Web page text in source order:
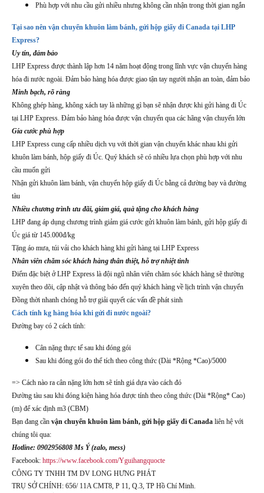
Phù hợp với nhu cầu gửi nhiều nhưng không cần nhận trong thời gian ngắn
Tại sao nên vận chuyển khuôn làm bánh, gửi hộp giấy đi Canada tại LHP
Express?
Uy tín, đảm bảo
LHP Express được thành lập hơn 14 năm hoạt động trong lĩnh vực vận chuyển hàng
hóa đi nước ngoài. Đảm bảo hàng hóa được giao tận tay người nhận an toàn, đảm bảo
Minh bạch, rõ ràng
Không ghép hàng, không xách tay là những gì bạn sẽ nhận được khi gửi hàng đi Úc
tại LHP Express. Đảm bảo hàng hóa được vận chuyển qua các hãng vận chuyển lớn
Gía cước phù hợp
LHP Express cung cấp nhiều dịch vụ với thời gian vận chuyển khác nhau khi gửi
khuôn làm bánh, hộp giấy đi Úc. Quý khách sẽ có nhiều lựa chọn phù hợp với nhu
cầu muốn gửi
Nhận gửi khuôn làm bánh, vận chuyển hộp giấy đi Úc bằng cả đường bay và đường
tàu
Nhiều chương trình ưu đãi, giảm giá, quà tặng cho khách hàng
LHP đang áp dụng chương trình giảm giá cước gửi khuôn làm bánh, gửi hộp giấy đi
Úc giá từ 145.000đ/kg
Tặng áo mưa, túi vải cho khách hàng khi gửi hàng tại LHP Express
Nhân viên chăm sóc khách hàng thân thiệt, hỗ trợ nhiệt tình
Điểm đặc biệt ở LHP Express là đội ngũ nhân viên chăm sóc khách hàng sẽ thường
xuyên theo dõi, cập nhật và thông báo đến quý khách hàng về lịch trình vận chuyển
Đồng thời nhanh chóng hỗ trợ giải quyết các vấn đề phát sinh
Cách tính kg hàng hóa khi gửi đi nước ngoài?
Đường bay có 2 cách tính:
Cân nặng thực tế sau khi đóng gói
Sau khi đóng gói đo thể tích theo công thức (Dài *Rộng *Cao)/5000
=> Cách nào ra cân nặng lớn hơn sẽ tính giá dựa vào cách đó
Đường tàu sau khi đóng kiện hàng hóa được tính theo công thức (Dài *Rộng* Cao)
(m) để xác định m3 (CBM)
Bạn đang cần vận chuyển khuôn làm bánh, gửi hộp giấy đi Canada liên hệ với
chúng tôi qua:
Hotline: 0902956808 Ms Ý (zalo, mess)
Facebook: https://www.facebook.com/Yguihangquocte
CÔNG TY TNHH TM DV LONG HƯNG PHÁT
TRỤ SỞ CHÍNH: 656/ 11A CMT8, P 11, Q.3, TP Hồ Chí Minh.